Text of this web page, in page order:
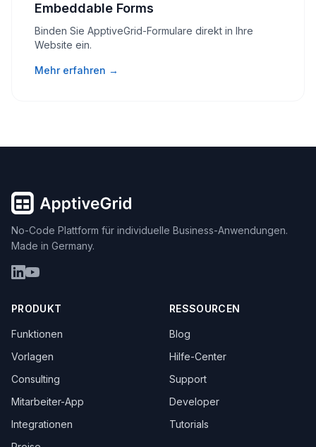
Embeddable Forms
Binden Sie ApptiveGrid-Formulare direkt in Ihre
Website ein.
Mehr erfahren →
No-Code Plattform für individuelle Business-Anwendungen.
Made in Germany.
PRODUKT
Funktionen
Vorlagen
Consulting
Mitarbeiter-App
Integrationen
RESSOURCEN
Blog
Hilfe-Center
Support
Developer
Tutorials